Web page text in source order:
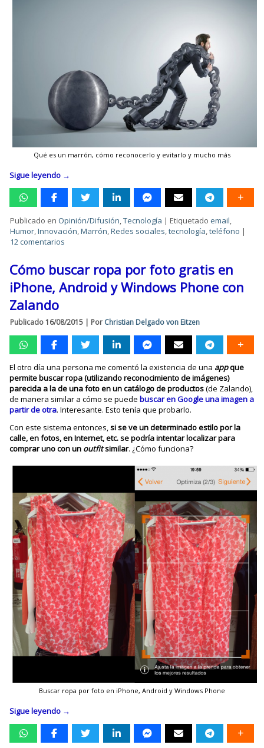
Qué es un marrón, cómo reconocerlo y evitarlo y mucho más
Sigue leyendo →
Publicado en Opinión/Difusión,Tecnología |Etiquetado email,
Humor,Innovación,Marrón,Redes sociales,tecnología,teléfono |
12 comentarios
Cómo buscar ropa por foto gratis en
iPhone, Android y Windows Phone con
Zalando
Publicado 16/08/2015 | Por Christian Delgado von Eitzen
El otro día una persona me comentó la existencia de una appque
permite buscar ropa (utilizando reconocimiento de imágenes)
parecida a la de una foto en un catálogo de productos(de Zalando),
de manera similar a cómo se puedebuscar en Google una imagen a
partir de otra. Interesante. Esto tenía que probarlo.
Con este sistema entonces,si se ve un determinado estilo por la
calle, en fotos, en Internet, etc. se podría intentar localizar para
comprar uno con un outfitsimilar. ¿Cómo funciona?
Buscar ropa por foto en iPhone, Android y Windows Phone
Sigue leyendo →